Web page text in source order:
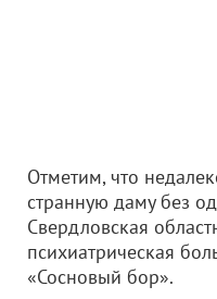
Отметим, что
странную даму без
Свердловская
психиатрическая
«Сосновый бор».